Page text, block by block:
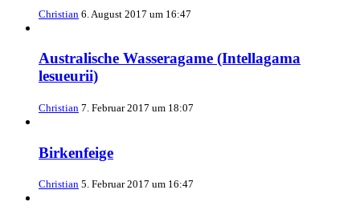
Christian 6. August 2017 um 16:47
Australische Wasseragame (Intellagama
lesueurii)
Christian 7. Februar 2017 um 18:07
Birkenfeige
Christian 5. Februar 2017 um 16:47